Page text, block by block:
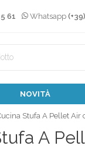
61 Whatsapp
NOVITÀ
Stufa A Pellet Air
A